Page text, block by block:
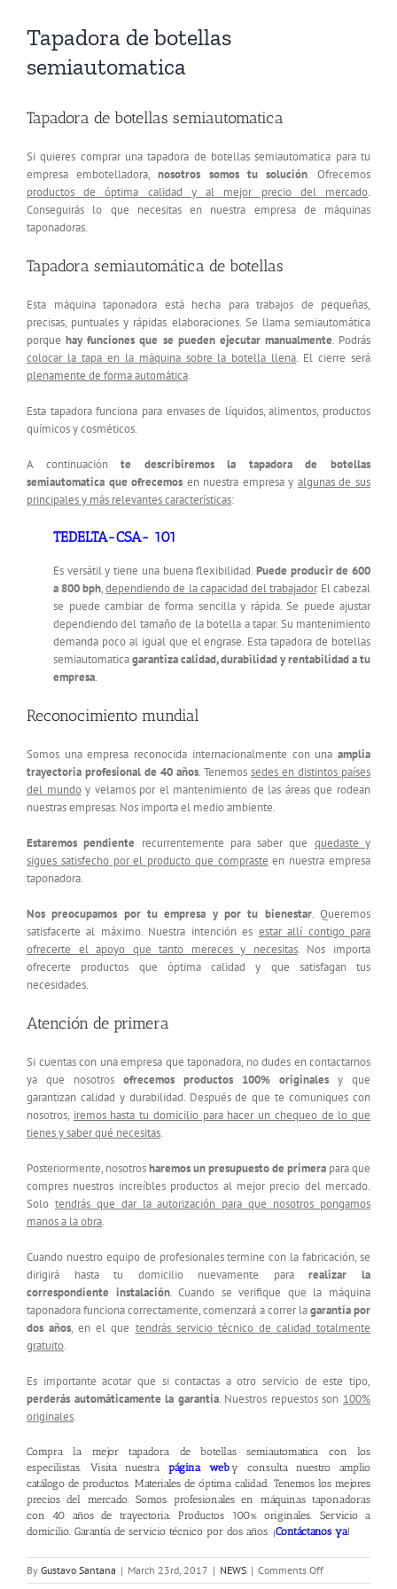
Tapadora de botellas
semiautomatica
Tapadora de botellas semiautomatica
Si quieres comprar una tapadora de botellas semiautomatica para tu
empresa embotelladora,nosotros somos tu solución. Ofrecemos
productos de óptima calidad y al mejor precio del mercado.
Conseguirás lo que necesitas en nuestra empresa de máquinas
taponadoras.
Tapadora semiautomática de botellas
Esta máquina taponadora está hecha para trabajos de pequeñas,
precisas, puntuales y rápidas elaboraciones. Se llama semiautomática
porquehay funciones que se pueden ejecutar manualmente. Podrás
colocar la tapa en la máquina sobre la botella llena. El cierre será
plenamente de forma automática.
Esta tapadora funciona para envases de líquidos, alimentos, productos
químicos y cosméticos.
A continuaciónte describiremos la tapadora de botellas
semiautomatica que ofrecemos en nuestra empresa y algunas de sus
principales y más relevantes características:
TEDELTA-CSA- 101
Es versátil y tiene una buena flexibilidad. Puede producir de 600
a 800 bph,dependiendo de la capacidad del trabajador. El cabezal
se puede cambiar de forma sencilla y rápida. Se puede ajustar
dependiendo del tamaño de la botella a tapar. Su mantenimiento
demanda poco al igual que el engrase. Esta tapadora de botellas
semiautomaticagarantiza calidad, durabilidad y rentabilidad a tu
empresa.
Reconocimiento mundial
Somos una empresa reconocida internacionalmente con una amplia
trayectoria profesional de 40 años. Tenemos sedes en distintos países
del mundoy velamos por el mantenimiento de las áreas que rodean
nuestras empresas. Nos importa el medio ambiente.
Estaremos pendiente recurrentemente para saber que quedaste y
sigues satisfecho por el producto que compraste en nuestra empresa
taponadora.
Nos preocupamos por tu empresa y por tu bienestar. Queremos
satisfacerte al máximo. Nuestra intención es estar allí contigo para
ofrecerte el apoyo que tanto mereces y necesitas. Nos importa
ofrecerte productos que óptima calidad y que satisfagan tus
necesidades.
Atención de primera
Si cuentas con una empresa que taponadora, no dudes en contactarnos
ya que nosotros ofrecemos productos 100% originales y que
garantizan calidad y durabilidad. Después de que te comuniques con
nosotros, iremos hasta tu domicilio para hacer un chequeo de lo que
tienes y saber qué necesitas.
Posteriormente, nosotrosharemos un presupuesto de primera para que
compres nuestros increíbles productos al mejor precio del mercado.
Solo tendrás que dar la autorización para que nosotros pongamos
manos a la obra.
Cuando nuestro equipo de profesionales termine con la fabricación, se
dirigirá hasta tu domicilio nuevamente pararealizar la
correspondiente instalación. Cuando se verifique que la máquina
taponadora funciona correctamente, comenzará a correr lagarantía por
dos años, en el que tendrás servicio técnico de calidad totalmente
gratuito.
Es importante acotar que si contactas a otro servicio de este tipo,
perderás automáticamente la garantía. Nuestros repuestos son 100%
originales.
Compra la mejor tapadora de botellas semiautomatica con los
especilistas. Visita nuestrapágina web.y consulta nuestro amplio
catálogo de productos. Materiales de óptima calidad. Tenemos los mejores
precios del mercado. Somos profesionales en máquinas taponadoras
con 40 años de trayectoria. Productos 100% originales. Servicio a
domicilio. Garantía de servicio técnico por dos años. ¡Contáctanos ya!
By Gustavo Santana | March 23rd, 2017 | NEWS | Comments Offon
Tapadora